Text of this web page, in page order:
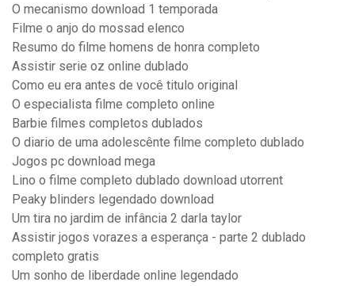
O mecanismo download 1 temporada
Filme o anjo do mossad elenco
Resumo do filme homens de honra completo
Assistir serie oz online dublado
Como eu era antes de você titulo original
O especialista filme completo online
Barbie filmes completos dublados
O diario de uma adolescênte filme completo dublado
Jogos pc download mega
Lino o filme completo dublado download utorrent
Peaky blinders legendado download
Um tira no jardim de infância 2 darla taylor
Assistir jogos vorazes a esperança - parte 2 dublado
completo gratis
Um sonho de liberdade online legendado